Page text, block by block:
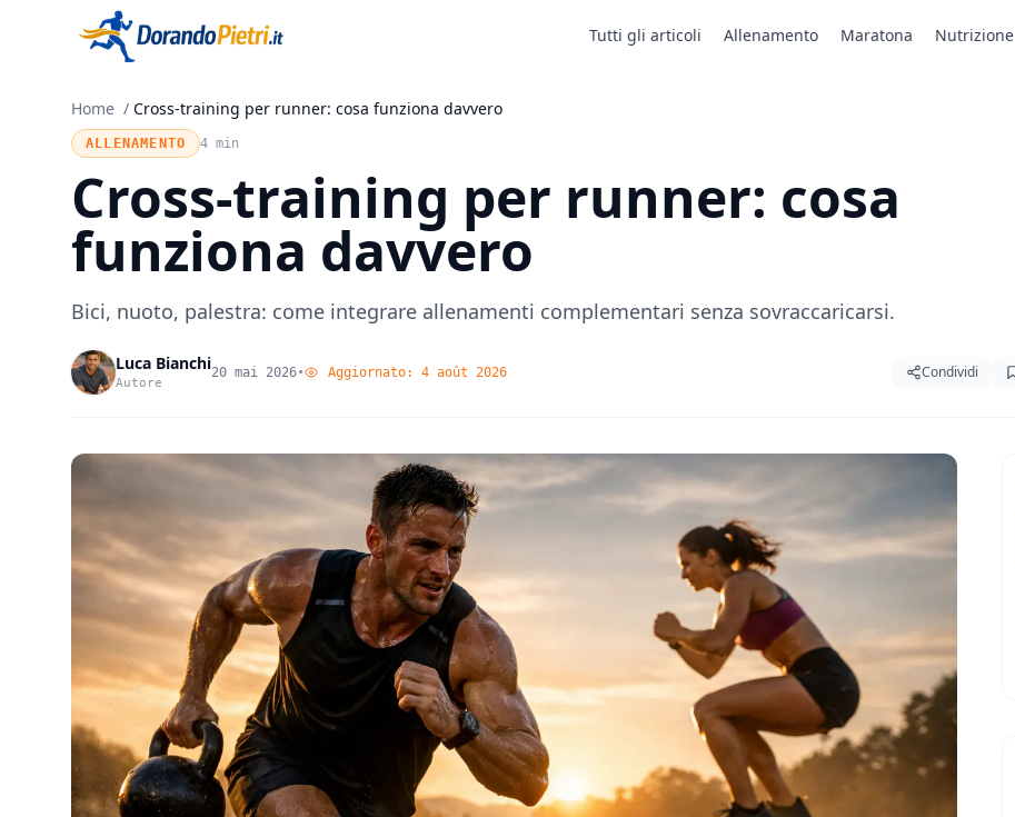
Tutti gli articoli Allenamento Maratona Nutrizione
Home / Cross-training per runner: cosa funziona davvero
ALLENAMENTO 4 min
Cross-training per runner: cosa
funziona davvero
Bici, nuoto, palestra: come integrare allenamenti complementari senza sovraccaricarsi.
Luca Bianchi
Autore
20 mai 2026• Aggiornato: 4 août 2026 Condividi